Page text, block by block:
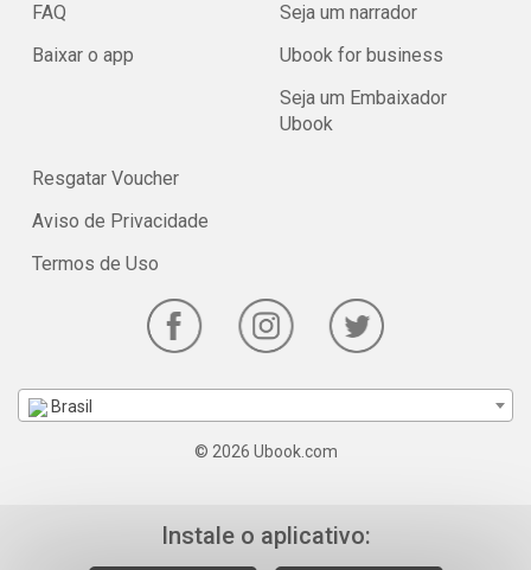
FAQ
Baixar o app
Seja um narrador
Ubook for business
Seja um Embaixador
Ubook
Resgatar Voucher
Aviso de Privacidade
Termos de Uso
Brasil
© 2026 Ubook.com
Instale o aplicativo: